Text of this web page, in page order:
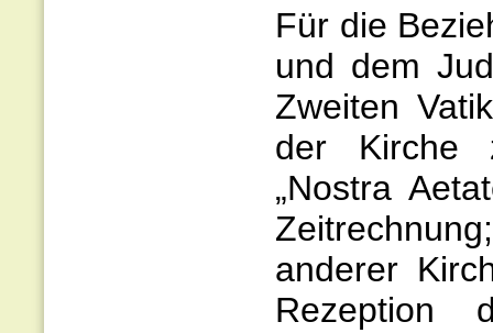
Für die
und dem
Zweiten
der Kirche
„Nostra
anderer
Rezeption